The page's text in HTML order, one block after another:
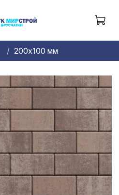
200х100 мм